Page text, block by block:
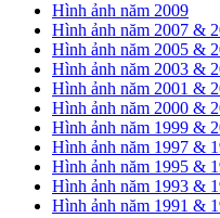
Hình ảnh năm 2009
Hình ảnh năm 2007 &
Hình ảnh năm 2005 &
Hình ảnh năm 2003 &
Hình ảnh năm 2001 &
Hình ảnh năm 2000 &
Hình ảnh năm 1999 &
Hình ảnh năm 1997 &
Hình ảnh năm 1995 &
Hình ảnh năm 1993 &
Hình ảnh năm 1991 &